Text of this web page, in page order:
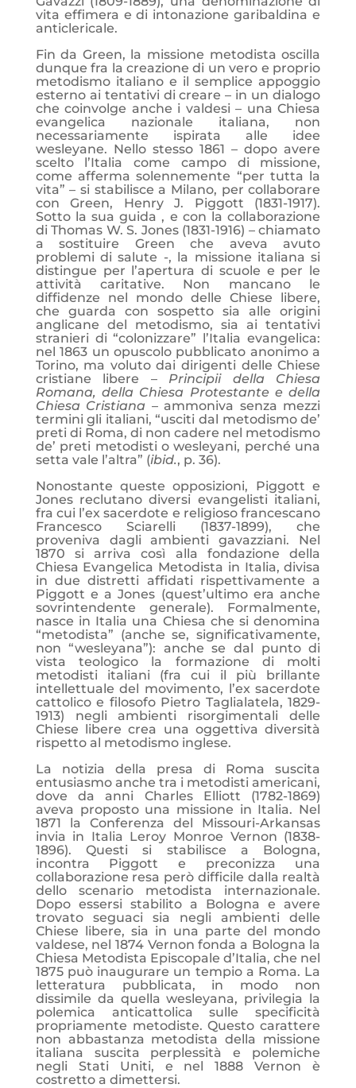
vita effimera e di intonazione garibaldina e
anticlericale.
Fin da Green, la missione metodista oscilla
dunque fra la creazione di un vero e proprio
metodismo italiano e il semplice appoggio
esterno ai tentativi di creare – in un dialogo
che coinvolge anche i valdesi – una Chiesa
evangelica nazionale italiana, non
necessariamente ispirata alle idee
wesleyane. Nello stesso 1861 – dopo avere
scelto l’Italia come campo di missione,
come afferma solennemente “per tutta la
vita” – si stabilisce a Milano, per collaborare
con Green, Henry J. Piggott (1831-1917).
Sotto la sua guida , e con la collaborazione
di Thomas W. S. Jones (1831-1916) – chiamato
a sostituire Green che aveva avuto
problemi di salute -, la missione italiana si
distingue per l’apertura di scuole e per le
attività caritative. Non mancano le
diffidenze nel mondo delle Chiese libere,
che guarda con sospetto sia alle origini
anglicane del metodismo, sia ai tentativi
stranieri di “colonizzare” l’Italia evangelica:
nel 1863 un opuscolo pubblicato anonimo a
Torino, ma voluto dai dirigenti delle Chiese
cristiane libere – Principii della Chiesa
Romana, della Chiesa Protestante e della
Chiesa Cristiana – ammoniva senza mezzi
termini gli italiani, “usciti dal metodismo de’
preti di Roma, di non cadere nel metodismo
de’ preti metodisti o wesleyani, perché una
setta vale l’altra” (ibid., p. 36).
Nonostante queste opposizioni, Piggott e
Jones reclutano diversi evangelisti italiani,
fra cui l’ex sacerdote e religioso francescano
Francesco Sciarelli (1837-1899), che
proveniva dagli ambienti gavazziani. Nel
1870 si arriva così alla fondazione della
Chiesa Evangelica Metodista in Italia, divisa
in due distretti affidati rispettivamente a
Piggott e a Jones (quest’ultimo era anche
sovrintendente generale). Formalmente,
nasce in Italia una Chiesa che si denomina
“metodista” (anche se, significativamente,
non “wesleyana”): anche se dal punto di
vista teologico la formazione di molti
metodisti italiani (fra cui il più brillante
intellettuale del movimento, l’ex sacerdote
cattolico e filosofo Pietro Taglialatela, 1829-
1913) negli ambienti risorgimentali delle
Chiese libere crea una oggettiva diversità
rispetto al metodismo inglese.
La notizia della presa di Roma suscita
entusiasmo anche tra i metodisti americani,
dove da anni Charles Elliott (1782-1869)
aveva proposto una missione in Italia. Nel
1871 la Conferenza del Missouri-Arkansas
invia in Italia Leroy Monroe Vernon (1838-
1896). Questi si stabilisce a Bologna,
incontra Piggott e preconizza una
collaborazione resa però difficile dalla realtà
dello scenario metodista internazionale.
Dopo essersi stabilito a Bologna e avere
trovato seguaci sia negli ambienti delle
Chiese libere, sia in una parte del mondo
valdese, nel 1874 Vernon fonda a Bologna la
Chiesa Metodista Episcopale d’Italia, che nel
1875 può inaugurare un tempio a Roma. La
letteratura pubblicata, in modo non
dissimile da quella wesleyana, privilegia la
polemica anticattolica sulle specificità
propriamente metodiste. Questo carattere
non abbastanza metodista della missione
italiana suscita perplessità e polemiche
negli Stati Uniti, e nel 1888 Vernon è
costretto a dimettersi.